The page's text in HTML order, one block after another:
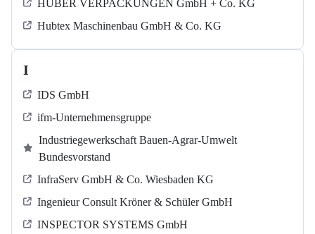
HUBER VERPACKUNGEN GmbH + Co. KG
Hubtex Maschinenbau GmbH & Co. KG
I
IDS GmbH
ifm-Unternehmensgruppe
Industriegewerkschaft Bauen-Agrar-Umwelt
Bundesvorstand
InfraServ GmbH & Co. Wiesbaden KG
Ingenieur Consult Kröner & Schüler GmbH
INSPECTOR SYSTEMS GmbH